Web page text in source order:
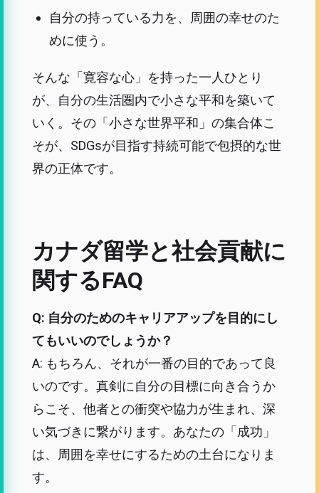
自分の持っている力を、周囲の幸せのた
めに使う。
そんな「寛容な心」を持った一人ひとり
が、自分の生活圏内で小さな平和を築いて
いく。その「小さな世界平和」の集合体こ
そが、SDGsが目指す持続可能で包摂的な世
界の正体です。
カナダ留学と社会貢献に
関するFAQ
Q: 自分のためのキャリアアップを目的にし
てもいいのでしょうか？
A: もちろん、それが一番の目的であって良
いのです。真剣に自分の目標に向き合うか
らこそ、他者との衝突や協力が生まれ、深
い気づきに繋がります。あなたの「成功」
は、周囲を幸せにするための土台になりま
す。